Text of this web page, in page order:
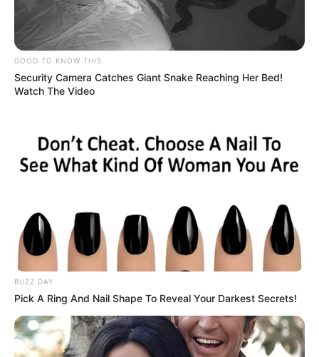
GOOD TO KNOW THIS
Security Camera Catches Giant Snake Reaching Her Bed!
Watch The Video
BUZZ DAY
Pick A Ring And Nail Shape To Reveal Your Darkest Secrets!